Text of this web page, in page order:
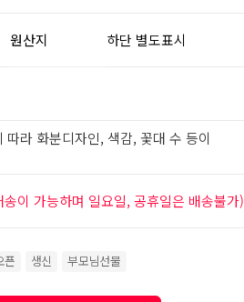
원산지 하단 별도표시
라 화분디자인, 색감, 꽃대 수 등이
이 가능하며 일요일, 공휴일은 배송불가)
픈 생신 부모님선물